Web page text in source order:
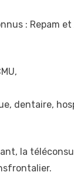
: Repam
dentaire,
la